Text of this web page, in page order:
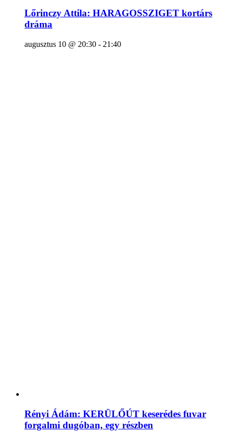
Lőrinczy Attila: HARAGOSSZIGET kortárs
dráma
augusztus 10 @ 20:30 - 21:40
Rényi Ádám: KERÜLŐÚT keserédes fuvar
forgalmi dugóban, egy részben